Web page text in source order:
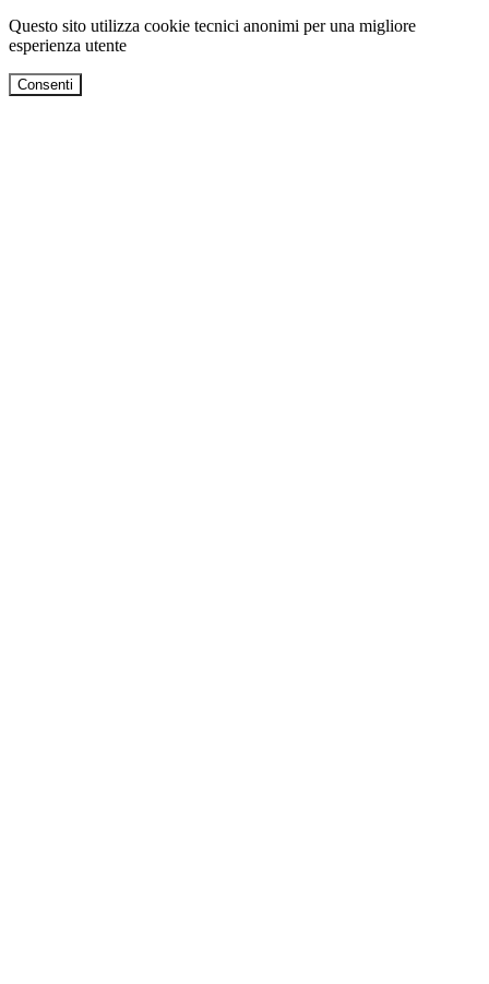
Questo sito utilizza cookie tecnici anonimi per una migliore
esperienza utente
Consenti